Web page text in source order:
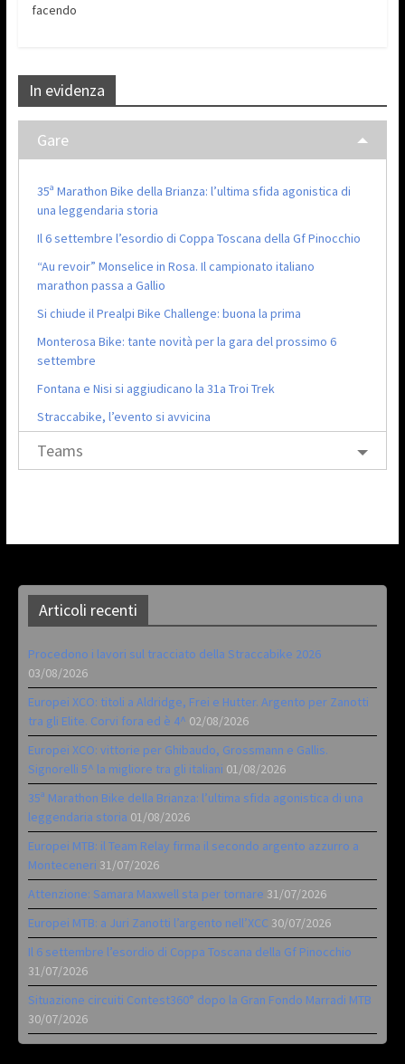
facendo
In evidenza
Gare
35ª Marathon Bike della Brianza: l’ultima sfida agonistica di
una leggendaria storia
Il 6 settembre l’esordio di Coppa Toscana della Gf Pinocchio
“Au revoir” Monselice in Rosa. Il campionato italiano
marathon passa a Gallio
Si chiude il Prealpi Bike Challenge: buona la prima
Monterosa Bike: tante novità per la gara del prossimo 6
settembre
Fontana e Nisi si aggiudicano la 31a Troi Trek
Straccabike, l’evento si avvicina
Teams
Articoli recenti
Procedono i lavori sul tracciato della Straccabike 2026
03/08/2026
Europei XCO: titoli a Aldridge, Frei e Hutter. Argento per Zanotti
tra gli Elite. Corvi fora ed è 4^ 02/08/2026
Europei XCO: vittorie per Ghibaudo, Grossmann e Gallis.
Signorelli 5^ la migliore tra gli italiani 01/08/2026
35ª Marathon Bike della Brianza: l’ultima sfida agonistica di una
leggendaria storia 01/08/2026
Europei MTB: il Team Relay firma il secondo argento azzurro a
Monteceneri 31/07/2026
Attenzione: Samara Maxwell sta per tornare 31/07/2026
Europei MTB: a Juri Zanotti l’argento nell’XCC 30/07/2026
Il 6 settembre l’esordio di Coppa Toscana della Gf Pinocchio
31/07/2026
Situazione circuiti Contest360° dopo la Gran Fondo Marradi MTB
30/07/2026